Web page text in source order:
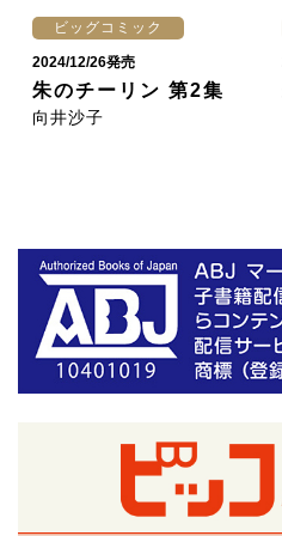
ビッグコミック
2024/12/26発売
朱のチーリン 第2集
向井沙子